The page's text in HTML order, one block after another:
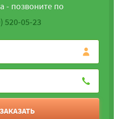
- позвоните по
520-05-23
ЗАКАЗАТЬ